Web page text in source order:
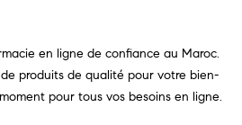
en ligne de confiance au Maroc.
produits de qualité pour votre bien-
pour tous vos besoins en ligne.